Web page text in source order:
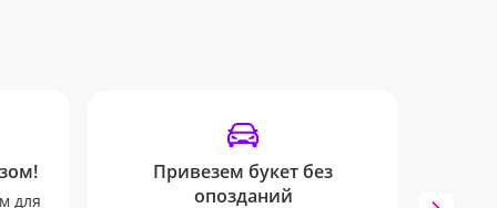
для
Привезем букет без
опозданий